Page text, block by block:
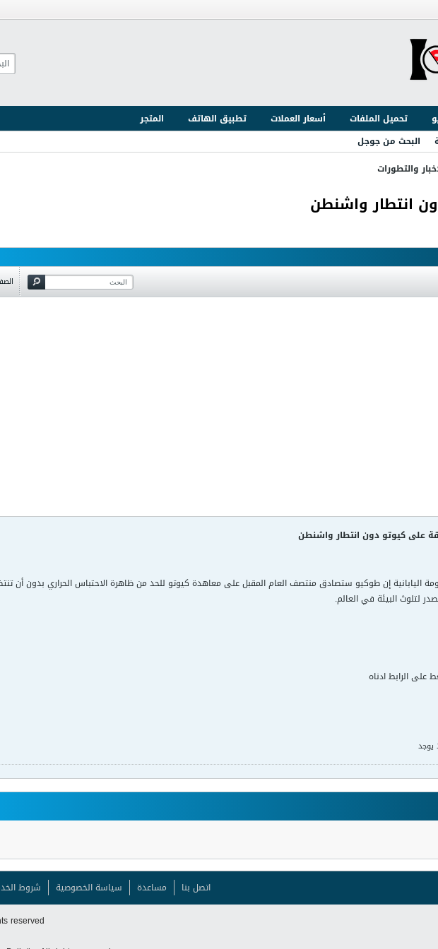
تحميل الملفات أسعار العملات تطبيق الهاتف
المتجر
البحث من جوجل
والتطورات
انتطار واشنطن
على كيوتو دون انتطار واشنطن
اليابانية إن طوكيو ستصادق منتصف العام المقبل على معاهدة كيوتو للحد من ظاهرة الاحتباس الحراري بدون أن
لتلوث البيئة في العالم.
على الرابط ادناه
يوجد
اتصل بنا مساعدة سياسة الخصوصية شروط
reserved